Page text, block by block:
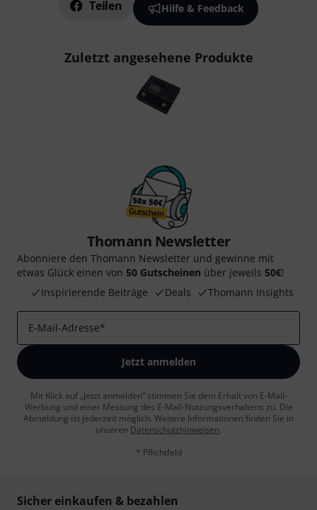
Teilen Hilfe & Feedback
Zuletzt angesehene Produkte
Thomann Newsletter
Abonniere den Thomann Newsletter und gewinne mit
etwas Glück einen von 50 Gutscheinen über jeweils 50€!
Inspirierende Beiträge
Deals Thomann Insights
E-Mail-Adresse*
Jetzt anmelden
Mit Klick auf „Jetzt anmelden“ stimmen Sie dem Erhalt von E-Mail-
Werbung und einer Messung des E-Mail-Nutzungsverhaltens zu. Die
Abmeldung ist jederzeit möglich. Weitere Informationen finden Sie in
unseren Datenschutzhinweisen.
* Pflichtfeld
Sicher einkaufen & bezahlen